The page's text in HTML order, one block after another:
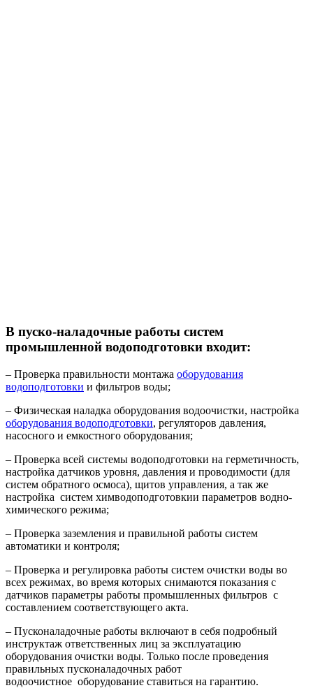
В пуско-наладочные работы систем
промышленной водоподготовки входит:
– Проверка правильности монтажа оборудования
водоподготовки и фильтров воды;
– Физическая наладка оборудования водоочистки, настройка
оборудования водоподготовки, регуляторов давления,
насосного и емкостного оборудования;
– Проверка всей системы водоподготовки на герметичность,
настройка датчиков уровня, давления и проводимости (для
систем обратного осмоса), щитов управления, а так же
настройка систем химводоподготовкии параметров водно-
химического режима;
– Проверка заземления и правильной работы систем
автоматики и контроля;
– Проверка и регулировка работы систем очистки воды во
всех режимах, во время которых снимаются показания с
датчиков параметры работы промышленных фильтров с
составлением соответствующего акта.
– Пусконаладочные работы включают в себя подробный
инструктаж ответственных лиц за эксплуатацию
оборудования очистки воды. Только после проведения
правильных пусконаладочных работ
водоочистное оборудование ставиться на гарантию.